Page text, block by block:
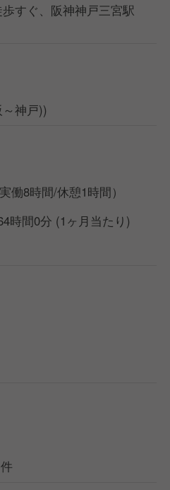
すぐ、阪神神戸三宮駅
神戸))
働8時間/休憩1時間）
時間0分 (1ヶ月当たり)